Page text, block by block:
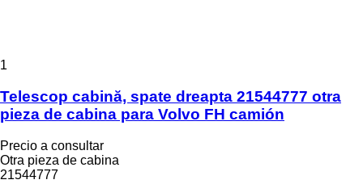
1
Telescop cabină, spate dreapta 21544777 otra
pieza de cabina para Volvo FH camión
Precio a consultar
Otra pieza de cabina
21544777